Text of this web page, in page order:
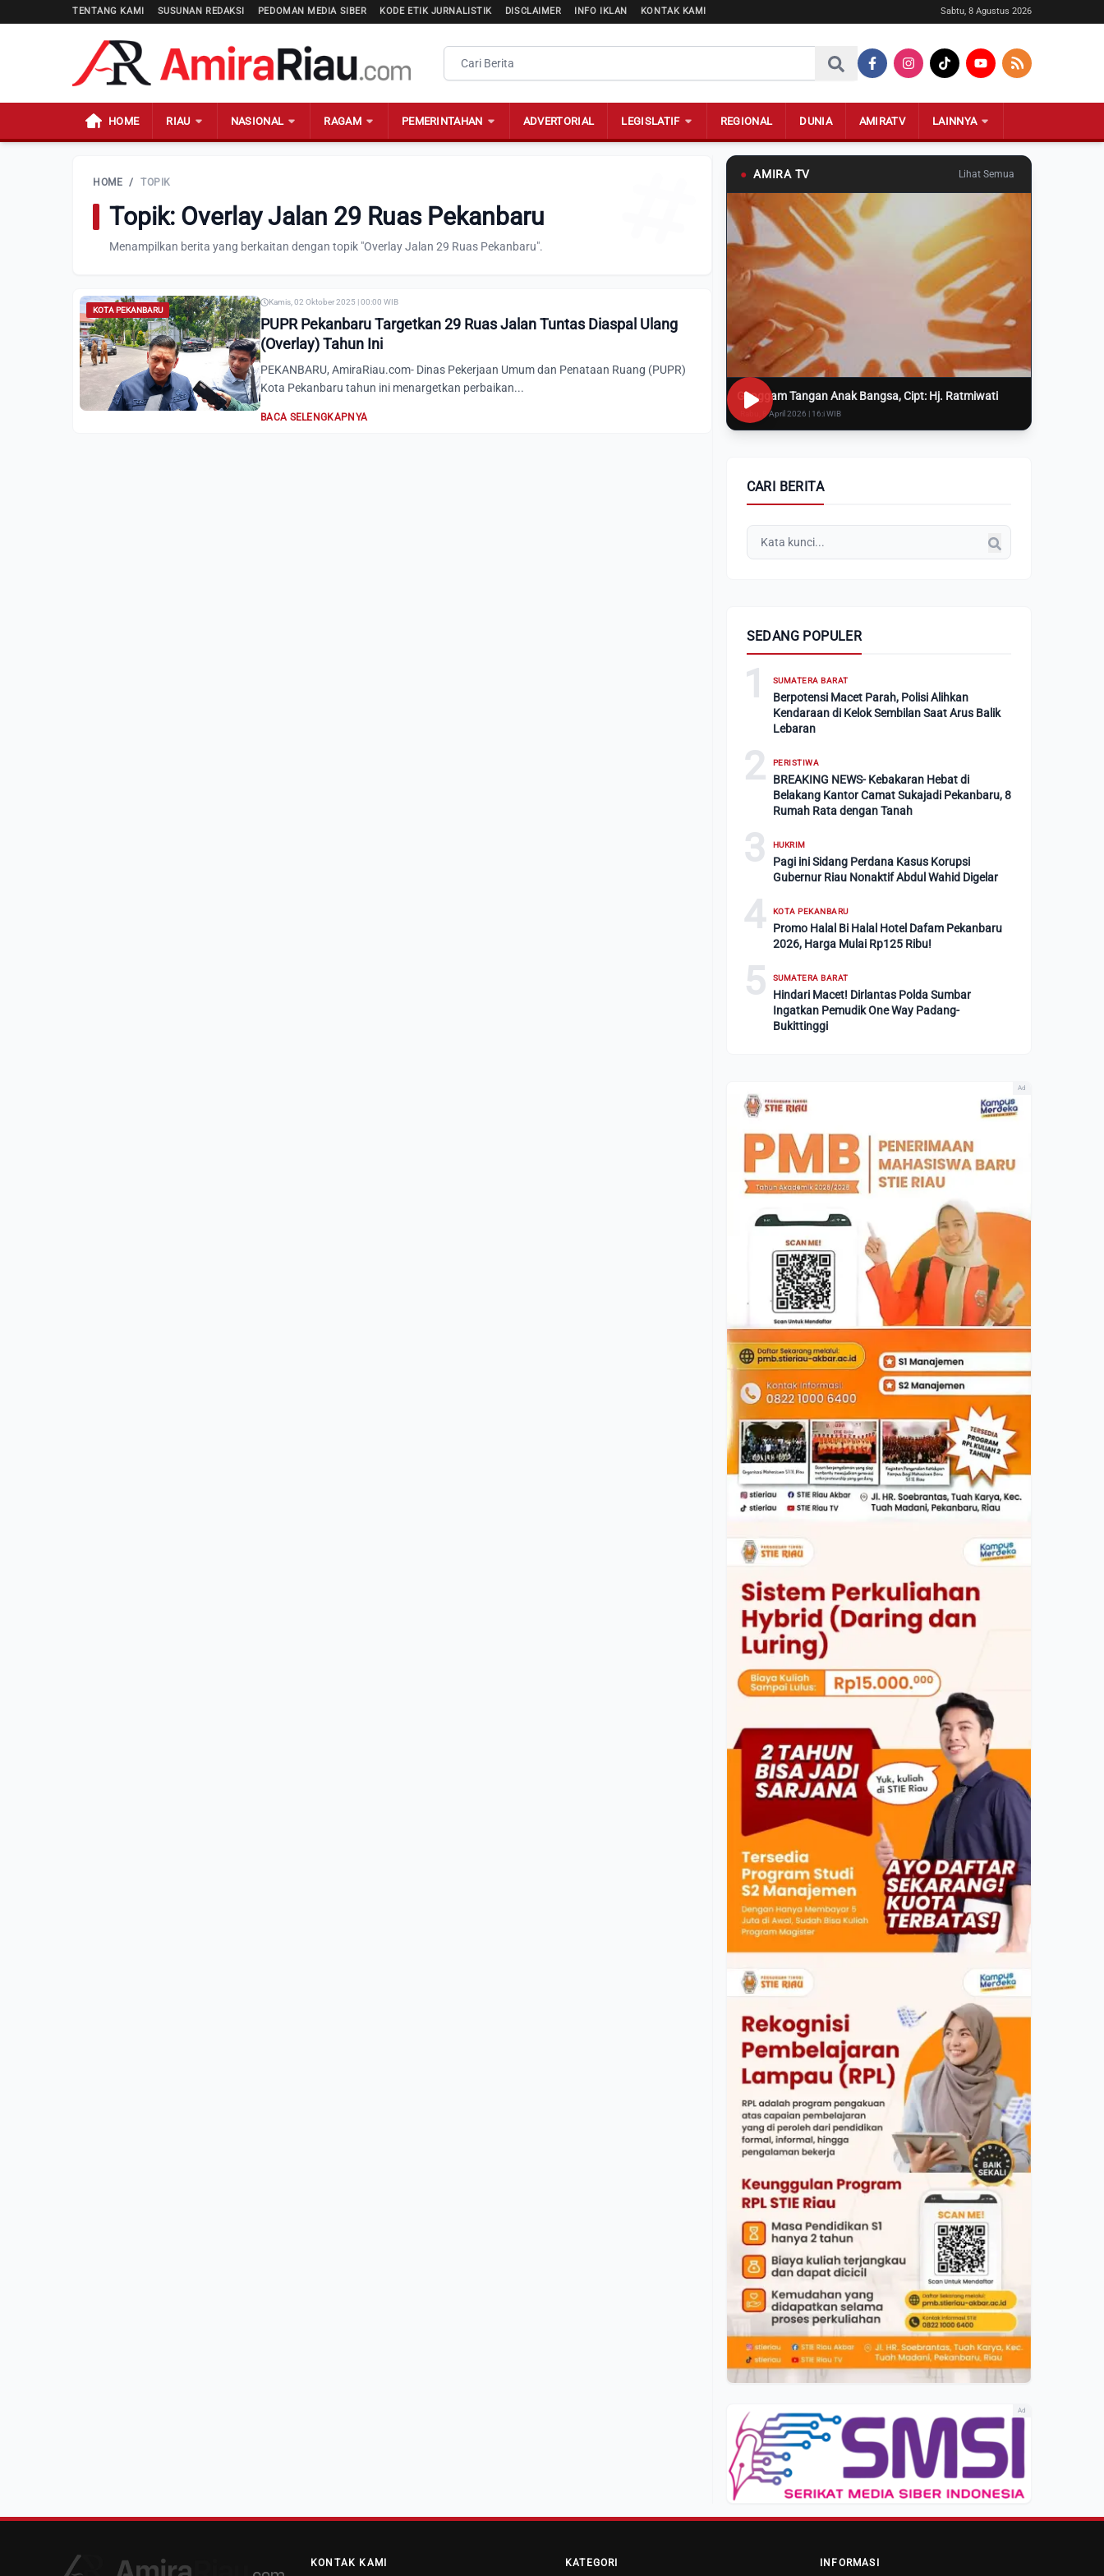
TENTANG KAMI SUSUNAN REDAKSI PEDOMAN MEDIA SIBER KODE ETIK JURNALISTIK DISCLAIMER INFO IKLAN KONTAK KAMI Sabtu, 8 Agustus 2026
HOME RIAU NASIONAL RAGAM PEMERINTAHAN ADVERTORIAL LEGISLATIF REGIONAL DUNIA AMIRATV LAINNYA
HOME / TOPIK
Topik: Overlay Jalan 29 Ruas Pekanbaru
Menampilkan berita yang berkaitan dengan topik "Overlay Jalan 29 Ruas Pekanbaru".
KOTA PEKANBARU
Kamis, 02 Oktober 2025 | 00:00 WIB
PUPR Pekanbaru Targetkan 29 Ruas Jalan Tuntas Diaspal Ulang
(Overlay) Tahun Ini
PEKANBARU, AmiraRiau.com- Dinas Pekerjaan Umum dan Penataan Ruang (PUPR)
Kota Pekanbaru tahun ini menargetkan perbaikan...
BACA SELENGKAPNYA
● AMIRA TV Lihat Semua
Genggam Tangan Anak Bangsa, Cipt: Hj. Ratmiwati
Rabu, 8 April 2026 | 16:i WIB
CARI BERITA
SEDANG POPULER
1 SUMATERA BARAT
Berpotensi Macet Parah, Polisi Alihkan
Kendaraan di Kelok Sembilan Saat Arus Balik
Lebaran
2 PERISTIWA
BREAKING NEWS- Kebakaran Hebat di
Belakang Kantor Camat Sukajadi Pekanbaru, 8
Rumah Rata dengan Tanah
3 HUKRIM
Pagi ini Sidang Perdana Kasus Korupsi
Gubernur Riau Nonaktif Abdul Wahid Digelar
4 KOTA PEKANBARU
Promo Halal Bi Halal Hotel Dafam Pekanbaru
2026, Harga Mulai Rp125 Ribu!
5 SUMATERA BARAT
Hindari Macet! Dirlantas Polda Sumbar
Ingatkan Pemudik One Way Padang-
Bukittinggi
Ad
Ad
KONTAK KAMI KATEGORI INFORMASI